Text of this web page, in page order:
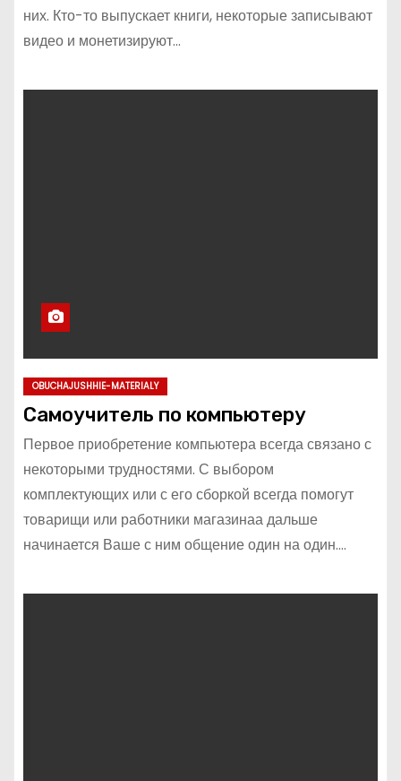
них. Кто-то выпускает книги, некоторые записывают
видео и монетизируют…
OBUCHAJUSHHIE-MATERIALY
Самоучитель по компьютеру
Первое приобретение компьютера всегда связано с
некоторыми трудностями. С выбором
комплектующих или с его сборкой всегда помогут
товарищи или работники магазинаа дальше
начинается Ваше с ним общение один на один.…